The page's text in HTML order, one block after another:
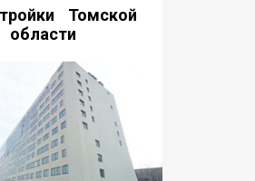
Томской
области